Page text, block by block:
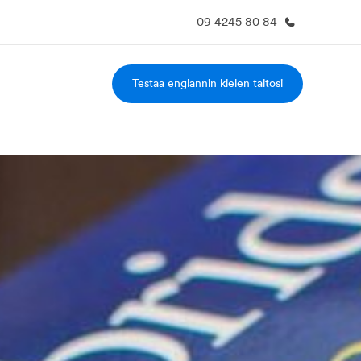
09 4245 80 84
Työpaikat EF:llä
Testaa englannin kielen taitosi